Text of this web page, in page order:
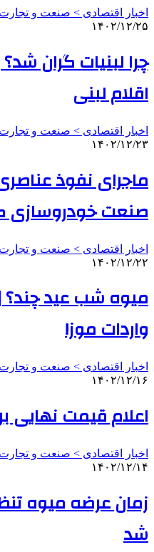
اخبار اقتصادی > صنعت و تجارت
۱۴۰۲/۱۲/۲۵
چرا لبنیات گران
اقلام لبنی
اخبار اقتصادی > صنعت و تجارت
۱۴۰۲/۱۲/۲۳
ماجرای نفوذ
صنعت خودروسازی
اخبار اقتصادی > صنعت و تجارت
۱۴۰۲/۱۲/۲۲
میوه شب عید چند؟
واردات موز!
اخبار اقتصادی > صنعت و تجارت
۱۴۰۲/۱۲/۱۶
اعلام قیمت نهایی
اخبار اقتصادی > صنعت و تجارت
۱۴۰۲/۱۲/۱۴
زمان عرضه میوه
شد